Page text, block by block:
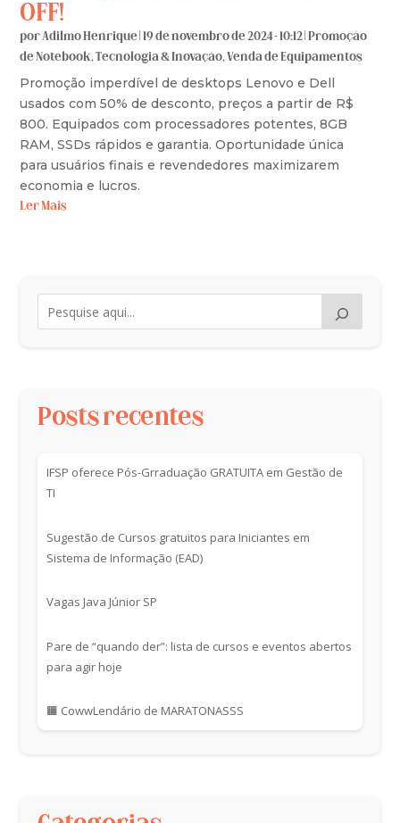
OFF!
porAdilmo Henrique 19 de novembro de 2024 - 10:12 |Promoção
de Notebook,Tecnologia & Inovação, Venda de Equipamentos
Promoção imperdível de desktops Lenovo e Dell
usados com 50% de desconto, preços a partir de R$
800. Equipados com processadores potentes, 8GB
RAM, SSDs rápidos e garantia. Oportunidade única
para usuários finais e revendedores maximizarem
economia e lucros.
Ler Mais
Posts recentes
IFSP oferece Pós-Grraduação GRATUITA em Gestão de
TI
Sugestão de Cursos gratuitos para Iniciantes em
Sistema de Informação (EAD)
Vagas Java Júnior SP
Pare de “quando der”: lista de cursos e eventos abertos
para agir hoje
🟧 CowwLendário de MARATONASSS